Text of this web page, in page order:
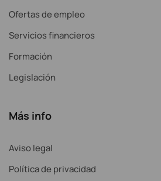
Ofertas de empleo
Servicios financieros
Formación
Legislación
Más info
Aviso legal
Política de privacidad